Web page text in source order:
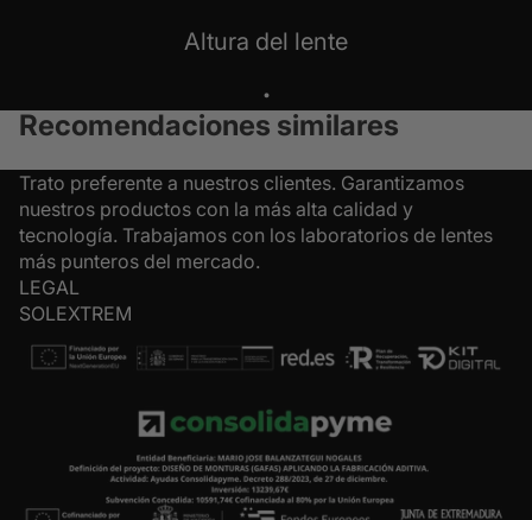
Altura del lente
.
Recomendaciones similares
Trato preferente a nuestros clientes. Garantizamos
nuestros productos con la más alta calidad y
tecnología. Trabajamos con los laboratorios de lentes
más punteros del mercado.
LEGAL
SOLEXTREM